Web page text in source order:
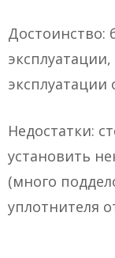
Достоинство:
эксплуатации
Недостатки:
установить
(много
уплотнителя